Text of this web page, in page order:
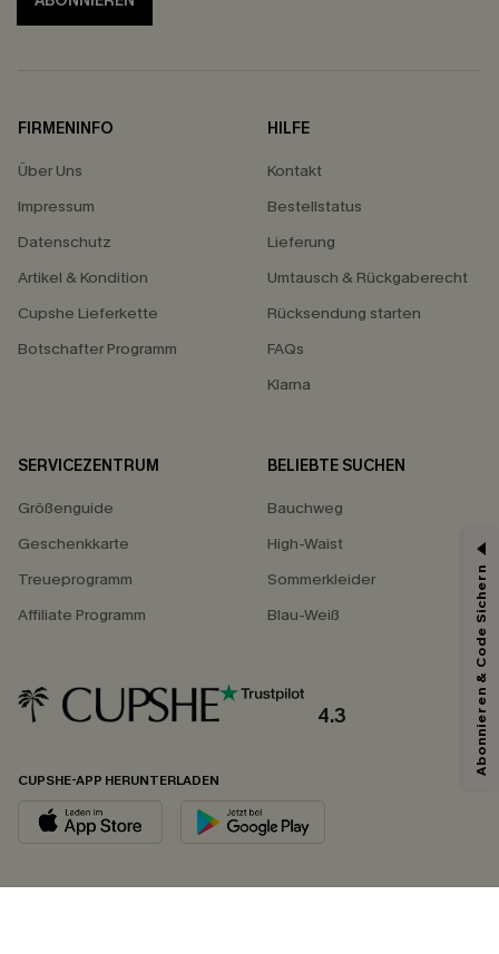
FIRMENINFO
Über Uns
Impressum
Datenschutz
Artikel & Kondition
Cupshe Lieferkette
Botschafter Programm
HILFE
Kontakt
Bestellstatus
Lieferung
Umtausch & Rückgaberecht
Rücksendung starten
FAQs
Klarna
SERVICEZENTRUM
Größenguide
Geschenkkarte
Treueprogramm
Affiliate Programm
BELIEBTE SUCHEN
Bauchweg
High-Waist
Sommerkleider
Blau-Weiß
4.3
CUPSHE-APP HERUNTERLADEN
Abonnieren & Code Sichern